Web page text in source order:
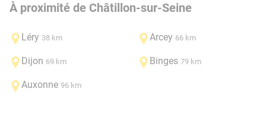
À proximité de Châtillon-sur-Seine
Léry 38 km Arcey 66 km
Dijon 69 km Binges 79 km
Auxonne 96 km